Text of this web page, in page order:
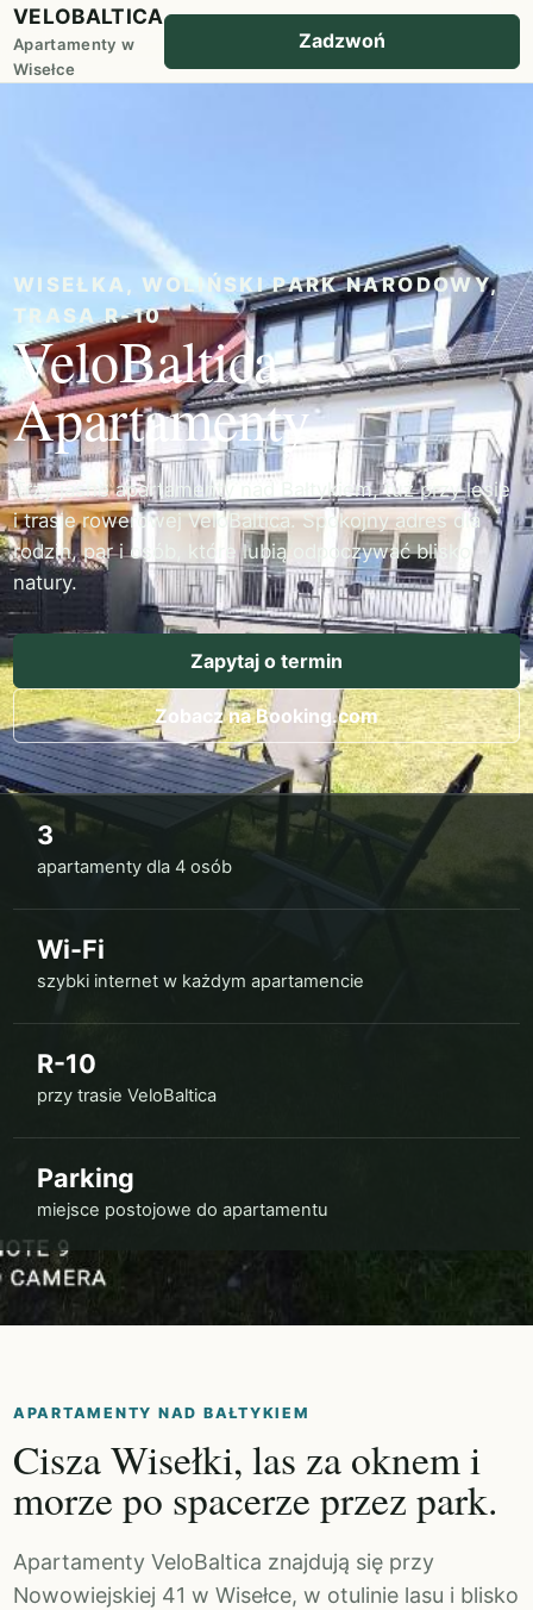
VELOBALTICA
Apartamenty w
Wisełce
Zadzwoń
WISEŁKA, WOLIŃSKI PARK NARODOWY,
TRASA R-10
VeloBaltica
Apartamenty
Trzy jasne apartamenty nad Bałtykiem, tuż przy lesie
i trasie rowerowej VeloBaltica. Spokojny adres dla
rodzin, par i osób, które lubią odpoczywać blisko
natury.
Zapytaj o termin
Zobacz na Booking.com
3
apartamenty dla 4 osób
Wi-Fi
szybki internet w każdym apartamencie
R-10
przy trasie VeloBaltica
Parking
miejsce postojowe do apartamentu
APARTAMENTY NAD BAŁTYKIEM
Cisza Wisełki, las za oknem i
morze po spacerze przez park.
Apartamenty VeloBaltica znajdują się przy
Nowowiejskiej 41 w Wisełce, w otulinie lasu i blisko